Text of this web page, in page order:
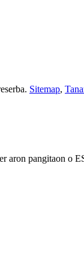
Sitemap,
aron pangitaon o